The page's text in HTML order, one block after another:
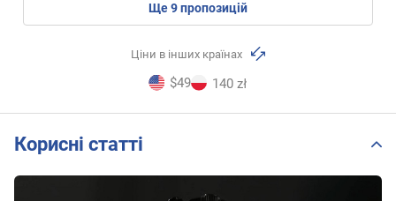
ще9пропозицій
Ціни в інших країнах
$49 140 zł
Корисні статті